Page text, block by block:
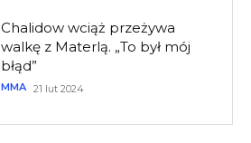
Chalidow wciąż przeżywa
walkę z Materlą. „To był mój
błąd”
MMA 21 lut 2024